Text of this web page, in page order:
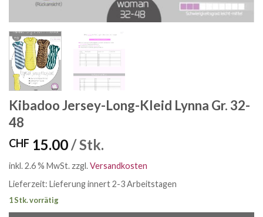
Kibadoo Jersey-Long-Kleid Lynna Gr. 32-
48
CHF 15.00/ Stk.
inkl. 2.6 % MwSt. zzgl.Versandkosten
Lieferzeit: Lieferung innert 2-3 Arbeitstagen
1 Stk. vorrätig